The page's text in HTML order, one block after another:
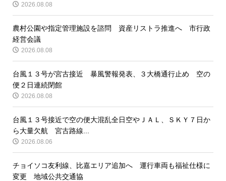
2026.08.08
農村公園や指定管理施設を諮問 資産リストラ推進へ 市行政
経営会議
2026.08.08
台風１３号が宮古接近 暴風警報発表、３大橋通行止め 空の
便２日連続閉館
2026.08.08
台風１３号接近で空の便大混乱全日空やＪＡＬ、ＳＫＹ７日か
ら大量欠航 宮古路線...
2026.08.06
チョイソコ友利線、比嘉エリア追加へ 運行車両も福祉仕様に
変更 地域公共交通協